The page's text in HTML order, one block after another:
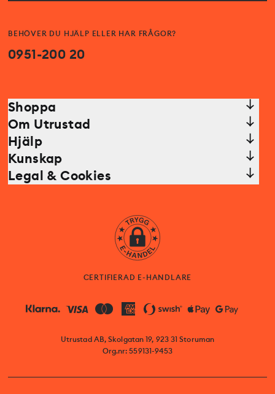
BEHÖVER DU HJÄLP ELLER HAR FRÅGOR?
0951-200 20
Shoppa
Om Utrustad
Hjälp
Kunskap
Legal & Cookies
CERTIFIERAD E-HANDLARE
Utrustad AB, Skolgatan 19, 923 31 Storuman
Org.nr: 559131-9453